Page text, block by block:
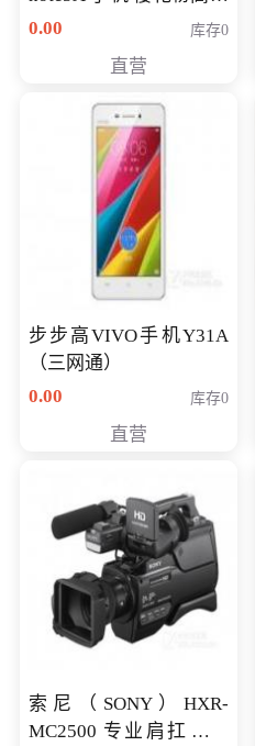
版 全网通(3G+32G)
0.00 库存0
直营
步步高VIVO手机Y31A
（三网通）
0.00
库存0
直营
索尼（SONY）HXR-
MC2500 专业肩扛式存